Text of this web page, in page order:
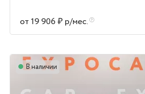
от 19 906 ₽ р/мес.
В наличии